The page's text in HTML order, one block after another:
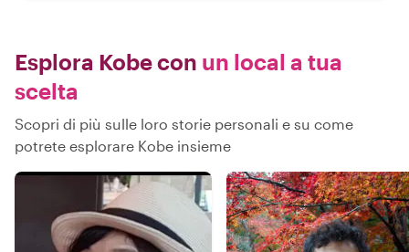
Esplora Kobe con un local a tua
scelta
Scopri di più sulle loro storie personali e su come
potrete esplorare Kobe insieme